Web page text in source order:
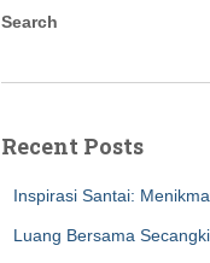
Search
Recent Posts
Inspirasi Santai:
Luang Bersama